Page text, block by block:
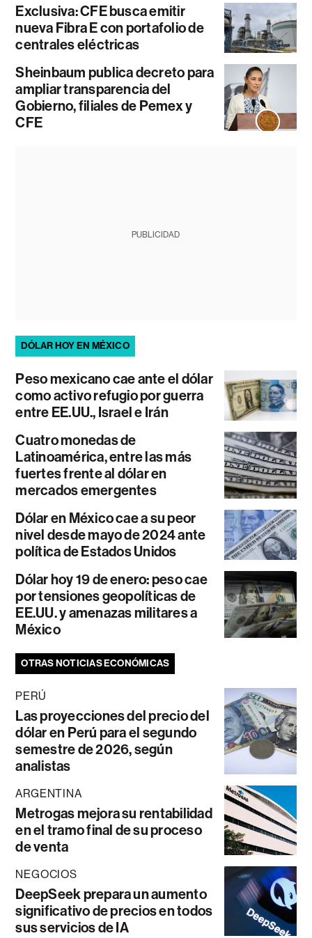
Exclusiva: CFE busca emitir
nueva Fibra E con portafolio de
centrales eléctricas
Sheinbaum publica decreto para
ampliar transparencia del
Gobierno, filiales de Pemex y
CFE
PUBLICIDAD
DÓLAR HOY EN MÉXICO
Peso mexicano cae ante el dólar
como activo refugio por guerra
entre EE.UU., Israel e Irán
Cuatro monedas de
Latinoamérica, entre las más
fuertes frente al dólar en
mercados emergentes
Dólar en México cae a su peor
nivel desde mayo de 2024 ante
política de Estados Unidos
Dólar hoy 19 de enero: peso cae
por tensiones geopolíticas de
EE.UU. y amenazas militares a
México
OTRAS NOTICIAS ECONÓMICAS
PERÚ
Las proyecciones del precio del
dólar en Perú para el segundo
semestre de 2026, según
analistas
ARGENTINA
Metrogas mejora su rentabilidad
en el tramo final de su proceso
de venta
NEGOCIOS
DeepSeek prepara un aumento
significativo de precios en todos
sus servicios de IA